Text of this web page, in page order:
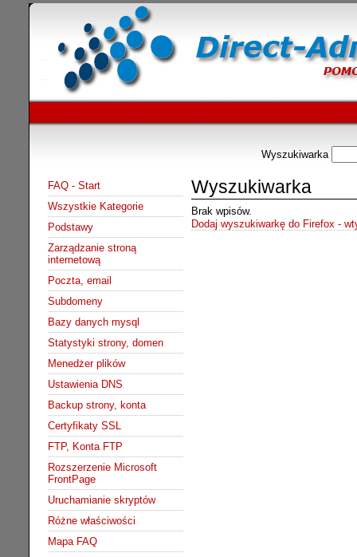
Wyszukiwarka
FAQ - Start
Wszystkie Kategorie
Podstawy
Zarządzanie stroną
internetową
Poczta, email
Subdomeny
Bazy danych mysql
Statystyki strony, domen
Menedżer plików
Ustawienia DNS
Backup strony, konta
Certyfikaty SSL
FTP, Konta FTP
Rozszerzenie Microsoft
FrontPage
Uruchamianie skryptów
Różne właściwości
Mapa FAQ
Wyszukiwarka
Brak wpisów.
Dodaj wyszukiwarkę do Firefox -